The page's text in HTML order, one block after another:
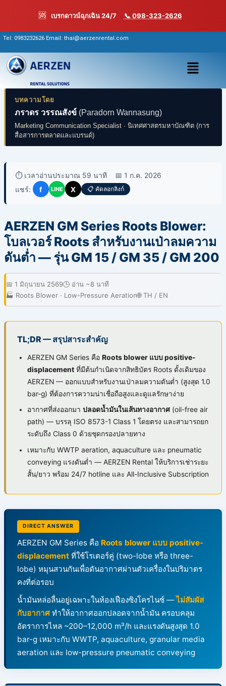
🆘 เบรกดาวน์ฉุกเฉิน 24/7 📞 098-323-2626
content
Tel: 0983232626 Email: thai@aerzenrental.com
เมนู
บทความโดย
ภราดร วรรณสังข์ (Paradorn Wannasung)
Marketing Communication Specialist · นิเทศศาสตรมหาบัณฑิต (การ
สื่อสารการตลาดและแบรนด์)
⏱️ เวลาอ่านประมาณ 59 นาที
📅 1 ก.ค. 2026
แชร์:
f LINE X 📋 คัดลอกลิงก์
AERZEN GM Series Roots Blower:
โบลเวอร์ Roots สำหรับงานเป่าลมความ
ดันต่ำ — รุ่น GM 15 / GM 35 / GM 200
📅 1 มิถุนายน 2569🕒 อ่าน ~8 นาที
🏭 Roots Blower · Low-Pressure Aeration🌐 TH / EN
TL;DR — สรุปสาระสำคัญ
AERZEN GM Series คือRoots blower แบบ positive-
displacement ที่มีต้นกำเนิดจากสิทธิบัตร Roots ดั้งเดิมของ
AERZEN — ออกแบบสำหรับงานเป่าลมความดันต่ำ (สูงสุด 1.0
bar-g) ที่ต้องการความน่าเชื่อถือสูงและดูแลรักษาง่าย
อากาศที่ส่งออกมาปลอดน้ำมันในเส้นทางอากาศ (oil-free air
path) — บรรลุ ISO 8573-1 Class 1 โดยตรง และสามารถยก
ระดับถึง Class 0 ด้วยชุดกรองปลายทาง
เหมาะกับ WWTP aeration, aquaculture และ pneumatic
conveying แรงดันต่ำ — AERZEN Rental ให้บริการเช่าระยะ
สั้น/ยาว พร้อม 24/7 hotline และ All-Inclusive Subscription
DIRECT ANSWER
AERZEN GM Series คือ Roots blower แบบ positive-
displacementที่ใช้โรเตอร์คู่ (two-lobe หรือ three-
lobe) หมุนสวนกันเพื่อดันอากาศผ่านตัวเครื่องในปริมาตร
คงที่ต่อรอบ
น้ำมันหล่อลื่นอยู่เฉพาะในห้องเฟืองซิงโครไนซ์ —ไม่สัมผัส
กับอากาศทำให้อากาศออกปลอดจากน้ำมัน ครอบคลุม
อัตราการไหล ~200–12,000 m³/h และแรงดันสูงสุด 1.0
bar-g เหมาะกับ WWTP, aquaculture, granular media
aeration และ low-pressure pneumatic conveying